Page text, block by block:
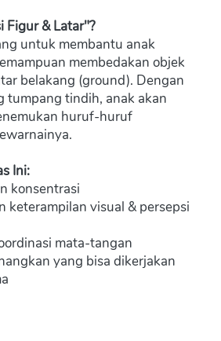
Figur & Latar"?
untuk membantu anak
membedakan objek
belakang (ground). Dengan
tumpang tindih, anak akan
huruf-huruf
Ini:
konsentrasi
keterampilan visual & persepsi
mata-tangan
yang bisa dikerjakan